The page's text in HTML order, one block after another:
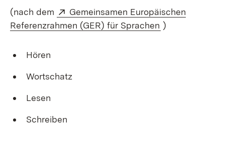
(nach dem Extern:
Gemeinsamen Europäischen
Referenzrahmen (GER) für Sprachen (Öffnet in
)
Hören
Wortschatz
Lesen
Schreiben